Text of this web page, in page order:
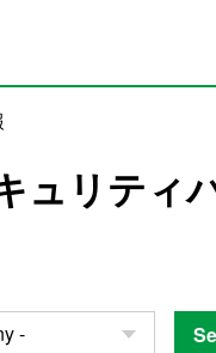
ュリティ